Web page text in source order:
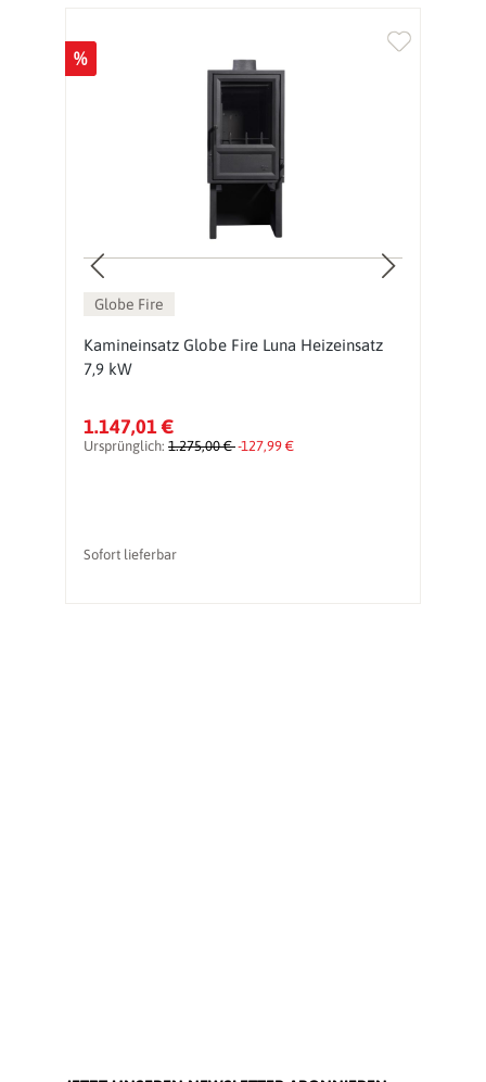
%
Globe Fire
Kamineinsatz Globe Fire Luna Heizeinsatz
7,9 kW
1.147,01 €
Ursprünglich: 1.275,00 €-127,99 €
Sofort lieferbar